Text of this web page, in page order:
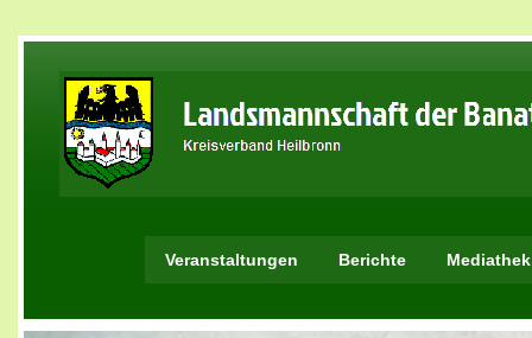
Veranstaltungen Berichte Mediathek